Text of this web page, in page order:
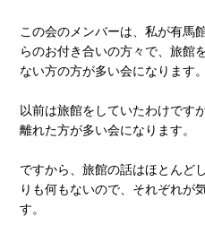
この会のメンバーは、私が有馬
らのお付き合いの方々で、旅館
ない方の方が多い会になります。
以前は旅館をしていたわけです
離れた方が多い会になります。
ですから、旅館の話はほとんど
りも何もないので、それぞれが
す。